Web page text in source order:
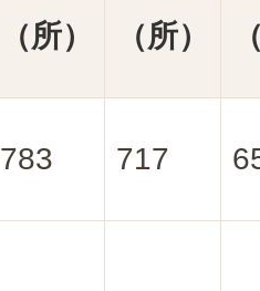
（所）
（所）
783 717